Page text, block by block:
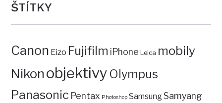
ŠTÍTKY
Canon Eizo Fujifilm iPhone Leica mobily
Nikon objektivy Olympus
Panasonic Pentax Photoshop SamsungSamyang